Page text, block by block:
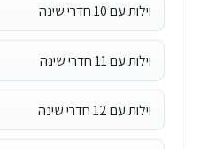
וילות עם 10 חדרי שינה
וילות עם 11 חדרי שינה
וילות עם 12 חדרי שינה